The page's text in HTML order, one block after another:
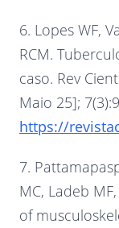
6. Lopes WF,
RCM.
caso. Rev
Maio 25];
https://
7.
MC, Ladeb
of